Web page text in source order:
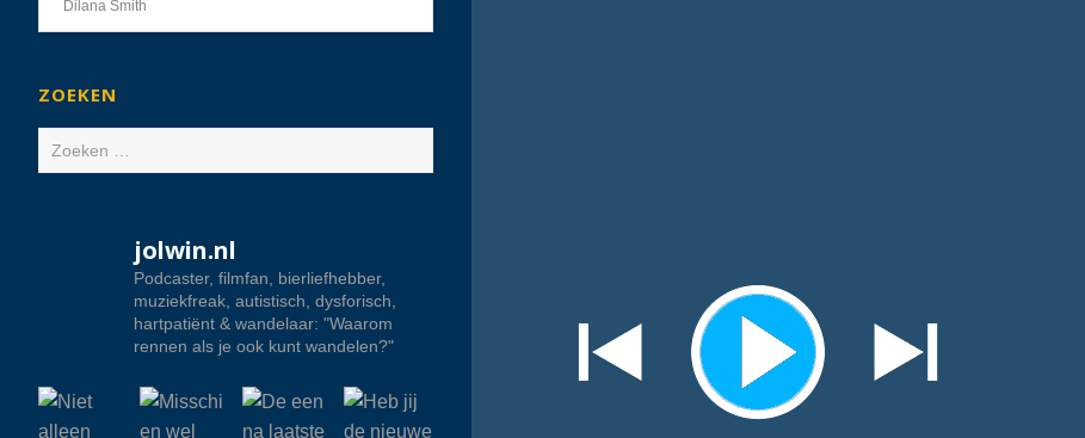
Dilana Smith
ZOEKEN
Zoeken
naar:
jolwin.nl
Podcaster, filmfan, bierliefhebber,
muziekfreak, autistisch, dysforisch,
hartpatiënt & wandelaar: "Waarom
rennen als je ook kunt wandelen?"